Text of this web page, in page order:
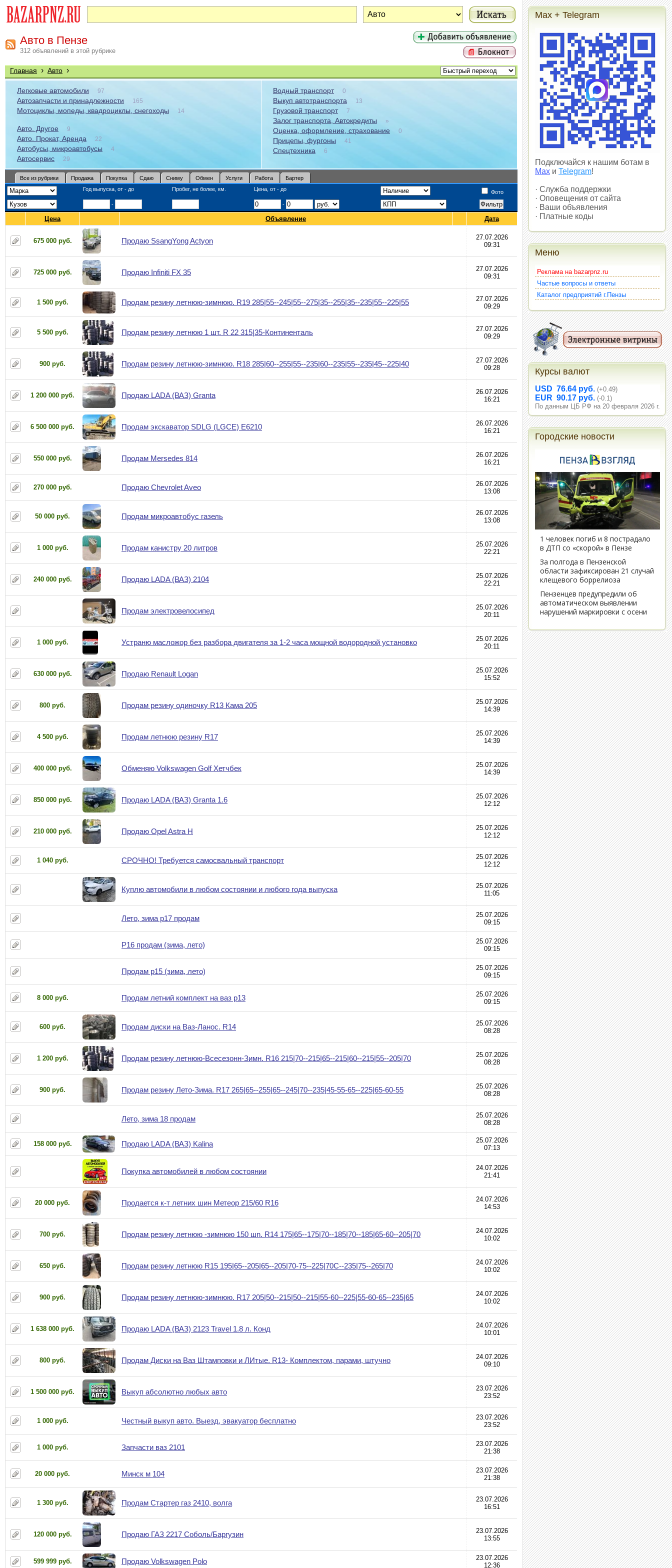
Авто в Пензе
312 объявлений в этой рубрике
Главная › Авто ›
Легковые автомобили 97
Автозапчасти и принадлежности 165
Мотоциклы, мопеды, квадроциклы, снегоходы 14
Авто. Другое 9
Авто. Прокат, Аренда 22
Автобусы, микроавтобусы 4
Автосервис 29
Водный транспорт 0
Выкуп автотранспорта 13
Грузовой транспорт 7
Залог транспорта, Автокредиты »
Оценка, оформление, страхование 0
Прицепы, фургоны 41
Спецтехника 6
Все из рубрики Продажа Покупка Сдаю Сниму Обмен Услуги Работа
Бартер
Год выпуска, от - до
Пробег, не более, км. Цена, от - до Фото
- -
Цена Объявление Дата
675 000 руб. Продаю SsangYong Actyon
27.07.2026
09:31
725 000 руб. Продаю Infiniti FX 35
27.07.2026
09:31
1 500 руб. Продам резину летнюю-зимнюю. R19 285|55--245|55--275|35--255|35--235|55--225|55
27.07.2026
09:29
5 500 руб. Продам резину летнюю 1 шт. R 22 315|35-Континенталь
27.07.2026
09:29
900 руб. Продам резину летнюю-зимнюю. R18 285|60--255|55--235|60--235|55--235|45--225|40
27.07.2026
09:28
1 200 000 руб. Продаю LADA (ВАЗ) Granta
26.07.2026
16:21
6 500 000 руб. Продам экскаватор SDLG (LGCE) E6210
26.07.2026
16:21
550 000 руб. Продам Mersedes 814
26.07.2026
16:21
270 000 руб. Продаю Chevrolet Aveo
26.07.2026
13:08
50 000 руб. Продам микроавтобус газель
26.07.2026
13:08
1 000 руб. Продам канистру 20 литров
25.07.2026
22:21
240 000 руб. Продаю LADA (ВАЗ) 2104
25.07.2026
22:21
Продам электровелосипед
25.07.2026
20:11
1 000 руб. Устраню масложор без разбора двигателя за 1-2 часа мощной водородной установко
25.07.2026
20:11
630 000 руб. Продаю Renault Logan
25.07.2026
15:52
800 руб. Продам резину одиночку R13 Кама 205
25.07.2026
14:39
4 500 руб. Продам летнюю резину R17
25.07.2026
14:39
400 000 руб. Обменяю Volkswagen Golf Хетчбек
25.07.2026
14:39
850 000 руб. Продаю LADA (ВАЗ) Granta 1.6
25.07.2026
12:12
210 000 руб. Продаю Opel Astra Н
25.07.2026
12:12
1 040 руб. СРОЧНО! Требуется самосвальный транспорт
25.07.2026
12:12
Куплю автомобили в любом состоянии и любого года выпуска
25.07.2026
11:05
Лето, зима р17 продам
25.07.2026
09:15
Р16 продам (зима, лето)
25.07.2026
09:15
Продам р15 (зима, лето)
25.07.2026
09:15
8 000 руб. Продам летний комплект на ваз р13
25.07.2026
09:15
600 руб. Продам диски на Ваз-Ланос. R14
25.07.2026
08:28
1 200 руб. Продам резину летнюю-Всесезонн-Зимн. R16 215|70--215|65--215|60--215|55--205|70
25.07.2026
08:28
900 руб. Продам резину Лето-Зима. R17 265|65--255|65--245|70--235|45-55-65--225|65-60-55
25.07.2026
08:28
Лето, зима 18 продам
25.07.2026
08:28
158 000 руб. Продаю LADA (ВАЗ) Kalina
25.07.2026
07:13
Покупка автомобилей в любом состоянии
24.07.2026
21:41
20 000 руб. Продается к-т летних шин Метеор 215/60 R16
24.07.2026
14:53
700 руб. Продам резину летнюю -зимнюю 150 шn. R14 175|65--175|70--185|70--185|65-60--205|70
24.07.2026
10:02
650 руб. Продам резину летнюю R15 195|65--205|65--205|70-75--225|70C--235|75--265|70
24.07.2026
10:02
900 руб. Продам резину летнюю-зимнюю. R17 205|50--215|50--215|55-60--225|55-60-65--235|65
24.07.2026
10:02
1 638 000 руб. Продаю LADA (ВАЗ) 2123 Travel 1.8 л. Конд
24.07.2026
10:01
800 руб. Продам Диски на Ваз Штамповки и ЛИтые. R13- Комплектом, парами, штучно
24.07.2026
09:10
1 500 000 руб. Выкуп абсолютно любых авто
23.07.2026
23:52
1 000 руб. Честный выкуп авто. Выезд, эвакуатор бесплатно
23.07.2026
23:52
1 000 руб. Запчасти ваз 2101
23.07.2026
21:38
20 000 руб. Минск м 104
23.07.2026
21:38
1 300 руб. Продам Стартер газ 2410, волга
23.07.2026
16:51
120 000 руб. Продаю ГАЗ 2217 Соболь/Баргузин
23.07.2026
13:55
599 999 руб. Продаю Volkswagen Polo
23.07.2026
12:36
Max + Telegram
Подключайся к нашим ботам в
Max и Telegram!
· Служба поддержки
· Оповещения от сайта
· Ваши объявления
· Платные коды
Меню
Реклама на bazarpnz.ru
Частые вопросы и ответы
Каталог предприятий г.Пензы
Курсы валют
USD 76.64 руб. (+0.49)
EUR 90.17 руб. (-0.1)
По данным ЦБ РФ на 20 февраля 2026 г.
Городские новости